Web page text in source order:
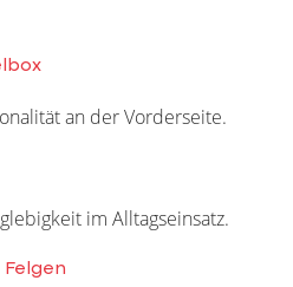
an der Vorderseite.
im Alltagseinsatz.
Felgen